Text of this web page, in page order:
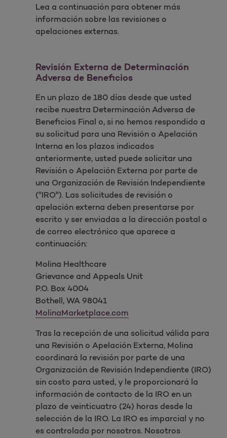
Lea a continuación para obtener más
información sobre las revisiones o
apelaciones externas.
Revisión Externa de Determinación
Adversa de Beneficios
En un plazo de 180 días desde que usted
recibe nuestra Determinación Adversa de
Beneficios Final o, si no hemos respondido a
su solicitud para una Revisión o Apelación
Interna en los plazos indicados
anteriormente, usted puede solicitar una
Revisión o Apelación Externa por parte de
una Organización de Revisión Independiente
("IRO"). Las solicitudes de revisión o
apelación externa deben presentarse por
escrito y ser enviadas a la dirección postal o
de correo electrónico que aparece a
continuación:
Molina Healthcare
Grievance and Appeals Unit
P.O. Box 4004
Bothell, WA 98041
MolinaMarketplace.com
Tras la recepción de una solicitud válida para
una Revisión o Apelación Externa, Molina
coordinará la revisión por parte de una
Organización de Revisión Independiente (IRO)
sin costo para usted, y le proporcionará la
información de contacto de la IRO en un
plazo de veinticuatro (24) horas desde la
selección de la IRO. La IRO es imparcial y no
es controlada por nosotros. Nosotros